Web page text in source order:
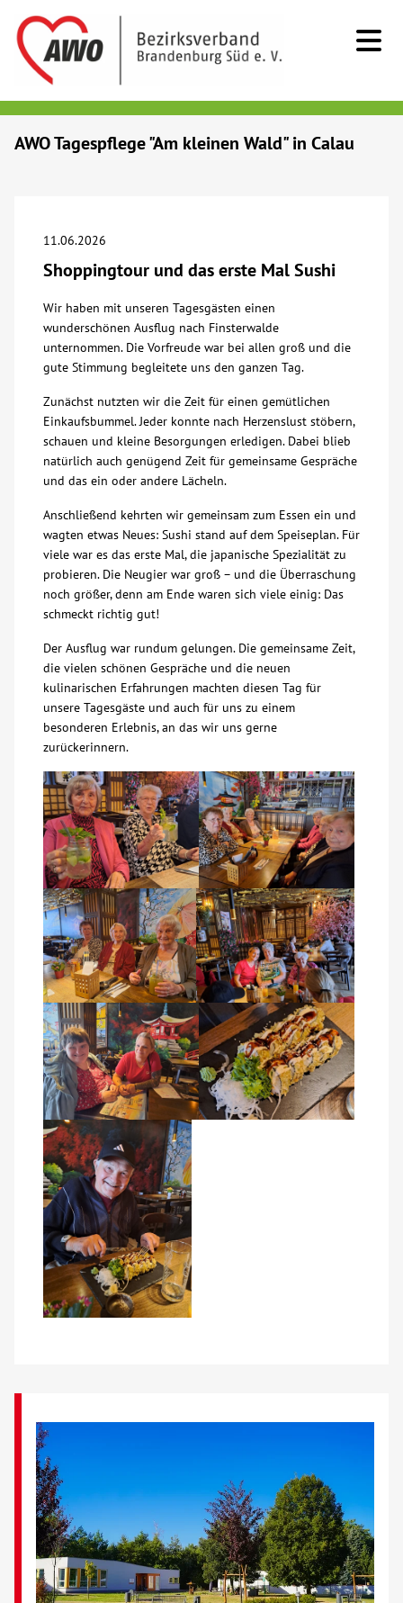
Beratung & Hilfe
Begegnung
Über uns
Veranstaltungen
Spenden
Mitmachen
Karriere
Ausbildung
Glossar
Suche
Kontakt
AWO BB Süd
AWO Tagespflege "Am kleinen Wald" in Calau
11.06.2026
Shoppingtour und das erste Mal Sushi
Wir haben mit unseren Tagesgästen einen
wunderschönen Ausflug nach Finsterwalde
unternommen. Die Vorfreude war bei allen groß und die
gute Stimmung begleitete uns den ganzen Tag.
Zunächst nutzten wir die Zeit für einen gemütlichen
Einkaufsbummel. Jeder konnte nach Herzenslust stöbern,
schauen und kleine Besorgungen erledigen. Dabei blieb
natürlich auch genügend Zeit für gemeinsame Gespräche
und das ein oder andere Lächeln.
Anschließend kehrten wir gemeinsam zum Essen ein und
wagten etwas Neues: Sushi stand auf dem Speiseplan. Für
viele war es das erste Mal, die japanische Spezialität zu
probieren. Die Neugier war groß – und die Überraschung
noch größer, denn am Ende waren sich viele einig: Das
schmeckt richtig gut!
Der Ausflug war rundum gelungen. Die gemeinsame Zeit,
die vielen schönen Gespräche und die neuen
kulinarischen Erfahrungen machten diesen Tag für
unsere Tagesgäste und auch für uns zu einem
besonderen Erlebnis, an das wir uns gerne
zurückerinnern.